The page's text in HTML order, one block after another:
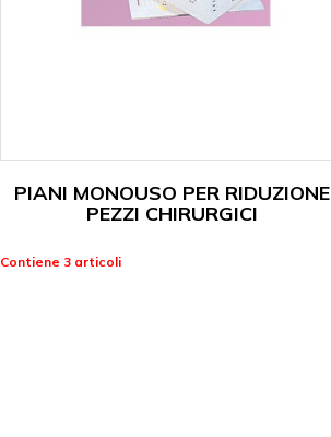
PIANI MONOUSO PER RIDUZIONE
PEZZI CHIRURGICI
Contiene 3 articoli